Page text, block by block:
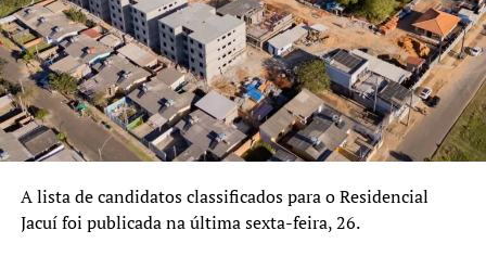
A lista de candidatos classificados para o Residencial
Jacuí foi publicada na última sexta-feira, 26.